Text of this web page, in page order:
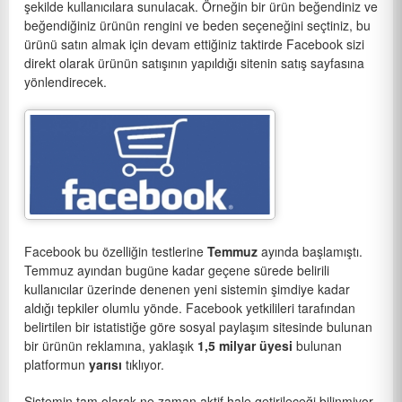
şekilde kullanıcılara sunulacak. Örneğin bir ürün beğendiniz ve
beğendiğiniz ürünün rengini ve beden seçeneğini seçtiniz, bu
ürünü satın almak için devam ettiğiniz taktirde Facebook sizi
direkt olarak ürünün satışının yapıldığı sitenin satış sayfasına
yönlendirecek.
Facebook bu özelliğin testlerine Temmuz ayında başlamıştı.
Temmuz ayından bugüne kadar geçene sürede belirili
kullanıcılar üzerinde denenen yeni sistemin şimdiye kadar
aldığı tepkiler olumlu yönde. Facebook yetkilileri tarafından
belirtilen bir istatistiğe göre sosyal paylaşım sitesinde bulunan
bir ürünün reklamına, yaklaşık 1,5 milyar üyesi bulunan
platformun yarısı tıklıyor.